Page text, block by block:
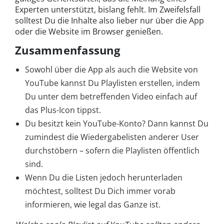
Experten unterstützt, bislang fehlt. Im Zweifelsfall
solltest Du die Inhalte also lieber nur über die App
oder die Website im Browser genießen.
Zusammenfassung
Sowohl über die App als auch die Website von
YouTube kannst Du Playlisten erstellen, indem
Du unter dem betreffenden Video einfach auf
das Plus-Icon tippst.
Du besitzt kein YouTube-Konto? Dann kannst Du
zumindest die Wiedergabelisten anderer User
durchstöbern – sofern die Playlisten öffentlich
sind.
Wenn Du die Listen jedoch herunterladen
möchtest, solltest Du Dich immer vorab
informieren, wie legal das Ganze ist.